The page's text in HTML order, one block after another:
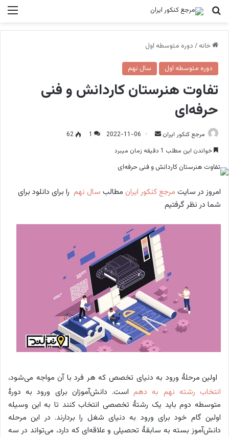
جستجو برای
خانه / دوره متوسطه اول
دوره متوسطه اول سال نهم
تفاوت هنرستان کاردانش و فنی
حرفه‌ای
مرجع کنکور ایران
ارسال
ایمیل
2022-11-06
1
62
خواندن این مطلب 1 دقیقه زمان میبرد
امروز در سايت مرجع کنکور ایران مطالب سال نهم را برای دانلود برای
شما در نظر گرفتیم
اولین مرحلۀ ورود به دنیای تخصص که هر فرد با آن مواجه می‌شود،
انتخاب رشته نهم به دهماست. دانش‌آموزان برای ورود به دورۀ
متوسطه دوم باید یک رشتۀ تخصصی انتخاب کنند تا به این وسیله
اولین گام خود برای ورود به دنیای شغل را بردارند. در این مرحله
دانش‌آموز بسته به سابقۀ تحصیلی و علاقه‌ای که دارد، می‌تواند در سه